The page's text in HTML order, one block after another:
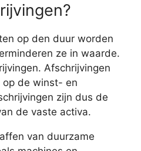
op den duur worden
ze in waarde.
Afschrijvingen
op de winst- en
zijn dus de
de vaste activa.
van duurzame